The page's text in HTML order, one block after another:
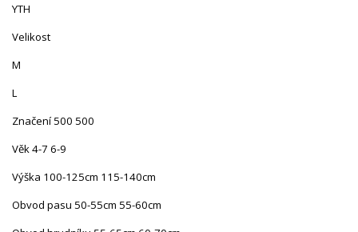
YTH
Velikost
M
L
Značení 500 500
Věk 4-7 6-9
Výška 100-125cm 115-140cm
Obvod pasu 50-55cm 55-60cm